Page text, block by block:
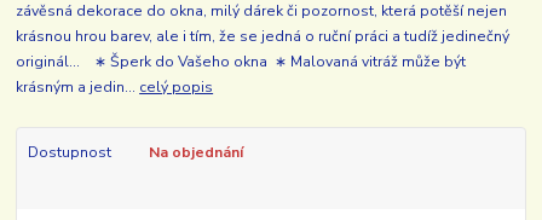
závěsná dekorace do okna, milý dárek či pozornost, která potěší nejen
krásnou hrou barev, ale i tím, že se jedná o ruční práci a tudíž jedinečný
originál... ∗ Šperk do Vašeho okna ∗ Malovaná vitráž může být
krásným a jedin... celý popis
Dostupnost Na objednání